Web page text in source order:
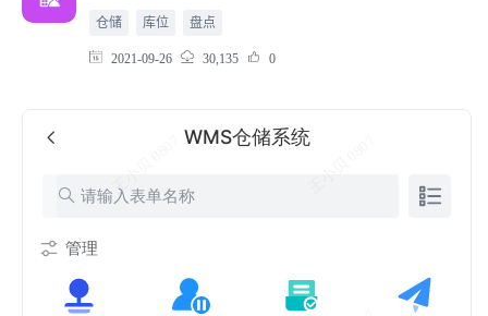
仓储 库位 盘点
2021-09-26 30,135 0